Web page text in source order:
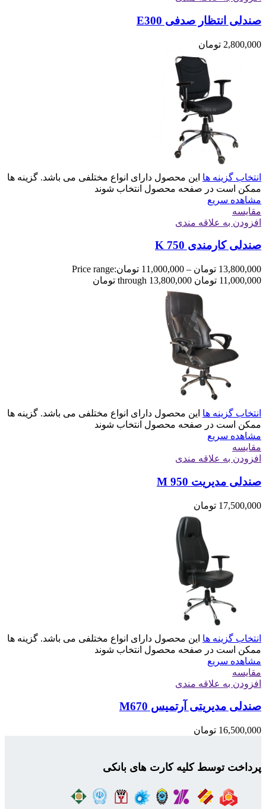
صندلی انتظار صدفی E300
2,800,000 تومان
انتخاب گزینه ها این محصول دارای انواع مختلفی می باشد. گزینه ها
ممکن است در صفحه محصول انتخاب شوند
مشاهده سریع
مقایسه
افزودن به علاقه مندی
صندلی کارمندی K 750
13,800,000 تومان –
11,000,000 تومانPrice range:
11,000,000 تومان through 13,800,000 تومان
انتخاب گزینه ها این محصول دارای انواع مختلفی می باشد. گزینه ها
ممکن است در صفحه محصول انتخاب شوند
مشاهده سریع
مقایسه
افزودن به علاقه مندی
صندلی مدیریت M 950
17,500,000 تومان
انتخاب گزینه ها این محصول دارای انواع مختلفی می باشد. گزینه ها
ممکن است در صفحه محصول انتخاب شوند
مشاهده سریع
مقایسه
افزودن به علاقه مندی
صندلی مدیریتی آرتمیس M670
16,500,000 تومان
پرداخت توسط کلیه کارت های بانکی